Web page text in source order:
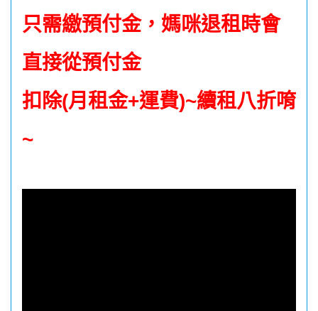
只需繳預付金，媽咪退租時會
直接從預付金
扣除(月租金+運費)~續租八折唷
~